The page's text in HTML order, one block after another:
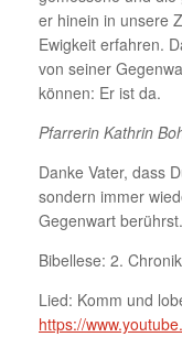
er hinein in unsere
Ewigkeit erfahren.
von seiner
können: Er ist da.
Pfarrerin Kathrin
Danke Vater, dass
sondern immer
Gegenwart
Bibellese: 2.
Lied: Komm und
https://